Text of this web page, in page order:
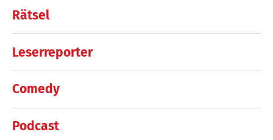
Rätsel
Leserreporter
Comedy
Podcast